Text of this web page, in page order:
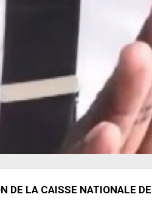
DE LA CAISSE NATIONALE